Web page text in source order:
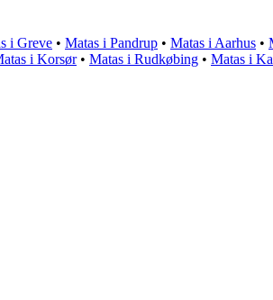
i Greve • Matas i Pandrup • Matas i Aarhus •
i Korsør• Matas i Rudkøbing • Matas i